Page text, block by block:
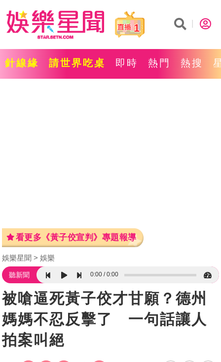
1
針線緣 請世界吃桌 即時 熱門 熱搜
看更多《黃子佼宣判》專題報導
娛樂星聞 娛樂
聽新聞 0:00 0:00
被嗆逼死黃子佼才甘願？德州
媽媽不忍反擊了 一句話讓人
拍案叫絕